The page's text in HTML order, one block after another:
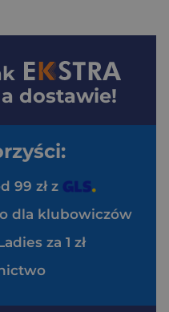
dostawie!
99 zł z
dla klubowiczów
za 1 zł